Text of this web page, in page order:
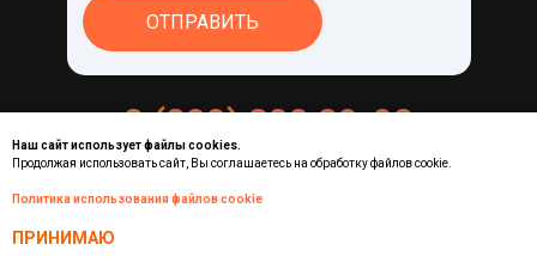
Наш сайт использует файлы cookies.
Продолжая использовать сайт, Вы соглашаетесь на обработку файлов cookie.
Политика использования файлов cookie
ПРИНИМАЮ
8 (800) 200 89-98
+7(3519)51-05-23
ОТПРАВИТЬ